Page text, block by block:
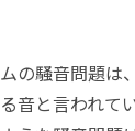
の騒音問題は
音と言われて